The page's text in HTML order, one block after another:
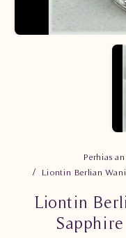
Liontin Berlian
Liontin